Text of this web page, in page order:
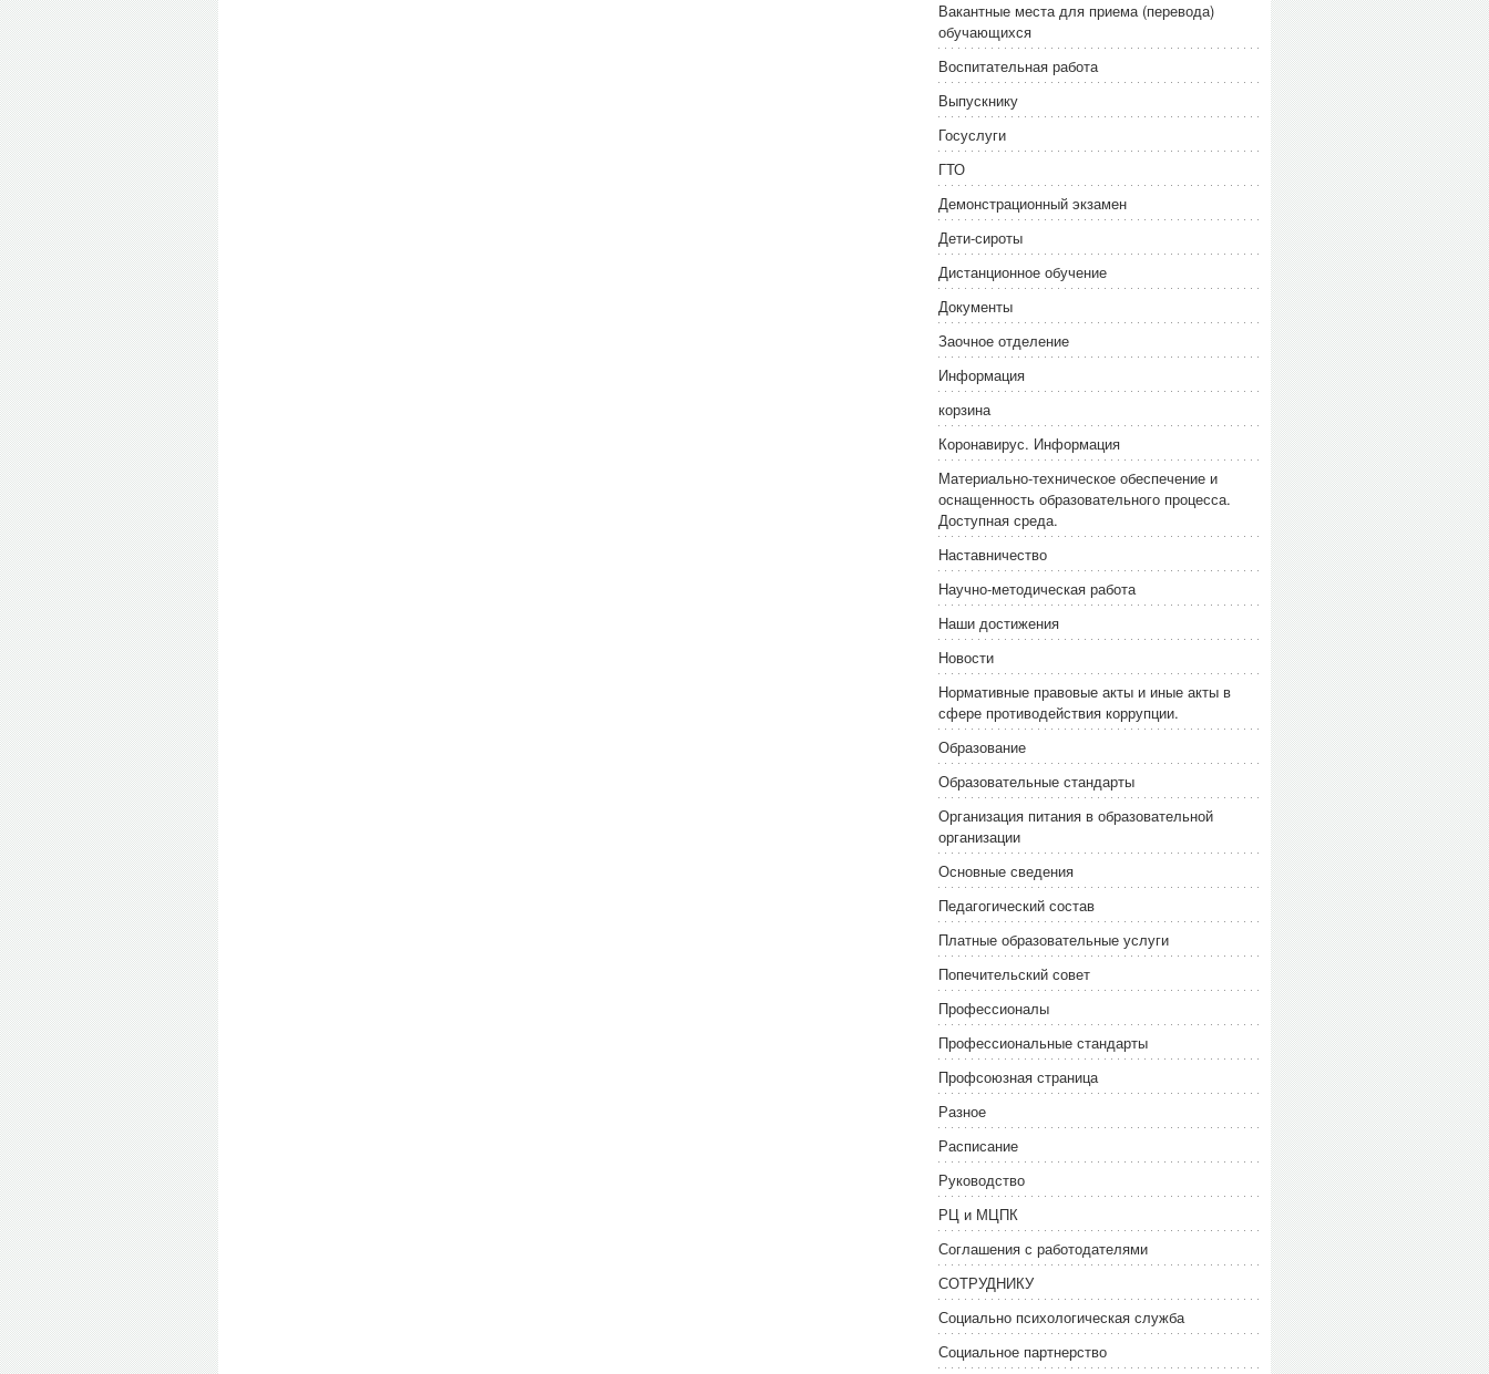
Вакантные места для приема (перевода)
обучающихся
Воспитательная работа
Выпускнику
Госуслуги
ГТО
Демонстрационный экзамен
Дети-сироты
Дистанционное обучение
Документы
Заочное отделение
Информация
корзина
Коронавирус. Информация
Материально-техническое обеспечение и
оснащенность образовательного процесса.
Доступная среда.
Наставничество
Научно-методическая работа
Наши достижения
Новости
Нормативные правовые акты и иные акты в
сфере противодействия коррупции.
Образование
Образовательные стандарты
Организация питания в образовательной
организации
Основные сведения
Педагогический состав
Платные образовательные услуги
Попечительский совет
Профессионалы
Профессиональные стандарты
Профсоюзная страница
Разное
Расписание
Руководство
РЦ и МЦПК
Соглашения с работодателями
СОТРУДНИКУ
Социально психологическая служба
Социальное партнерство